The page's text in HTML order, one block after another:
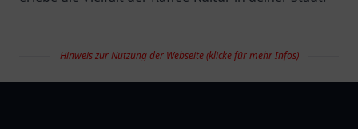
Hinweis zur Nutzung der Webseite (klicke für mehr Infos)